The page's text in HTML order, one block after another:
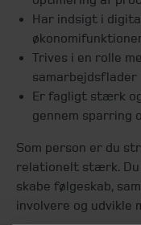
Har indsigt i
Trives i en rolle
samarbejdsflader
Er fagligt stærk
gennem sparring
Som person er du
relationelt stærk.
skabe følgeskab,
involvere og udvikle